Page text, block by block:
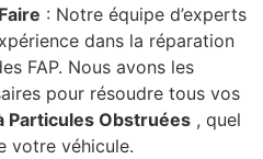
: Notre équipe d’experts
dans la réparation
FAP. Nous avons les
pour résoudre tous vos
Particules Obstruées , quel
votre véhicule.